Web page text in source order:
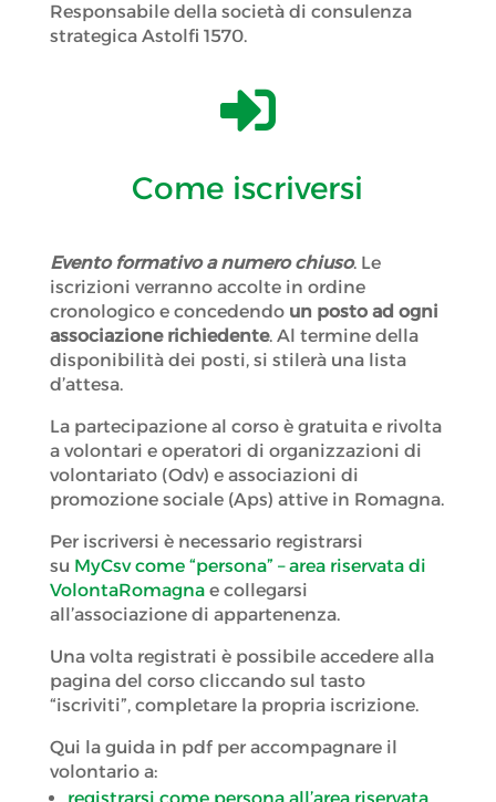
Responsabile della società di consulenza
strategica Astolfi 1570.

Come iscriversi
Evento formativo a numero chiuso. Le
iscrizioni verranno accolte in ordine
cronologico e concedendoun posto ad ogni
associazione richiedente. Al termine della
disponibilità dei posti, si stilerà una lista
d’attesa.
La partecipazione al corso è gratuita e rivolta
a volontari e operatori di organizzazioni di
volontariato (Odv) e associazioni di
promozione sociale (Aps) attive in Romagna.
Per iscriversi è necessario registrarsi
su MyCsv come “persona” – area riservata di
VolontaRomagnae collegarsi
all’associazione di appartenenza.
Una volta registrati è possibile accedere alla
pagina del corso cliccando sul tasto
“iscriviti”, completare la propria iscrizione.
Qui la guida in pdf per accompagnare il
volontario a: